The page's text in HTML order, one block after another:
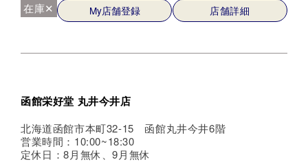
在庫✕ My店舗登録 店舗詳細
函館栄好堂 丸井今井店
北海道函館市本町32-15 函館丸井今井6階
営業時間：10:00~18:30
定休日：8月無休、9月無休